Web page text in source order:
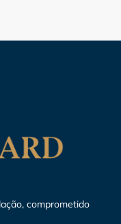
comprometido